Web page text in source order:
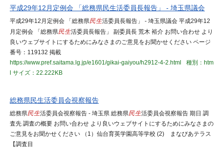
平成29年12月定例会 「総務県民生活委員長報告」 - 埼玉県議会
平成29年12月定例会 「総務県民生活委員長報告」 - 埼玉県議会 平成29年12
月定例会 「総務県民生活委員長報告」 副委員長 荒木 裕介 お問い合わせ より
良いウェブサイトにするためにみなさまのご意見をお聞かせください ページ
番号：119132 掲載
https://www.pref.saitama.lg.jp/e1601/gikai-gaiyou/h2912-4-2.html
種別：htm
サイズ：22.222KB
総務県民生活委員会視察報告
総務県民生活委員会視察報告 - 埼玉県 総務県民生活委員会視察報告 期日 調
査先 調査の概要 お問い合わせ より良いウェブサイトにするためにみなさまの
ご意見をお聞かせください （1）仙台育英学園高等学校 (2) まなびあテラス
【調査目